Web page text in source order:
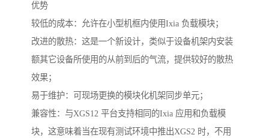
优势
较低的成本：允许在小型机框内使用Ixia 负载模块；
改进的散热：这是一个新设计，类似于设备机架内安装
额其它设备所使用的从前到后的气流，提供较好的散热
效果；
易于维护：可现场更换的模块化机架同步单元；
兼容性：与XGS12 平台支持相同的Ixia 应用和负载模
块，这意味着当在现有测试环境中推出XGS2 时，不用